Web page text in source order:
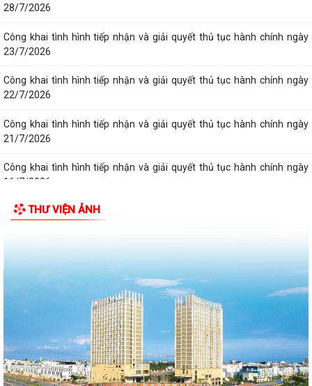
28/7/2026
Công khai tình hình tiếp nhận và giải quyết thủ tục hành chính ngày
23/7/2026
Công khai tình hình tiếp nhận và giải quyết thủ tục hành chính ngày
22/7/2026
Công khai tình hình tiếp nhận và giải quyết thủ tục hành chính ngày
21/7/2026
Công khai tình hình tiếp nhận và giải quyết thủ tục hành chính ngày
16/7/2026
Công khai tình hình tiếp nhận và giải quyết thủ tục hành chính ngày
20/7/2026
Công khai tình hình tiếp nhận và giải quyết thủ tục hành chính ngày
14/7/2026
Công khai tình hình tiếp nhận và giải quyết thủ tục hành chính ngày
15/7/2026
THƯ VIỆN ẢNH